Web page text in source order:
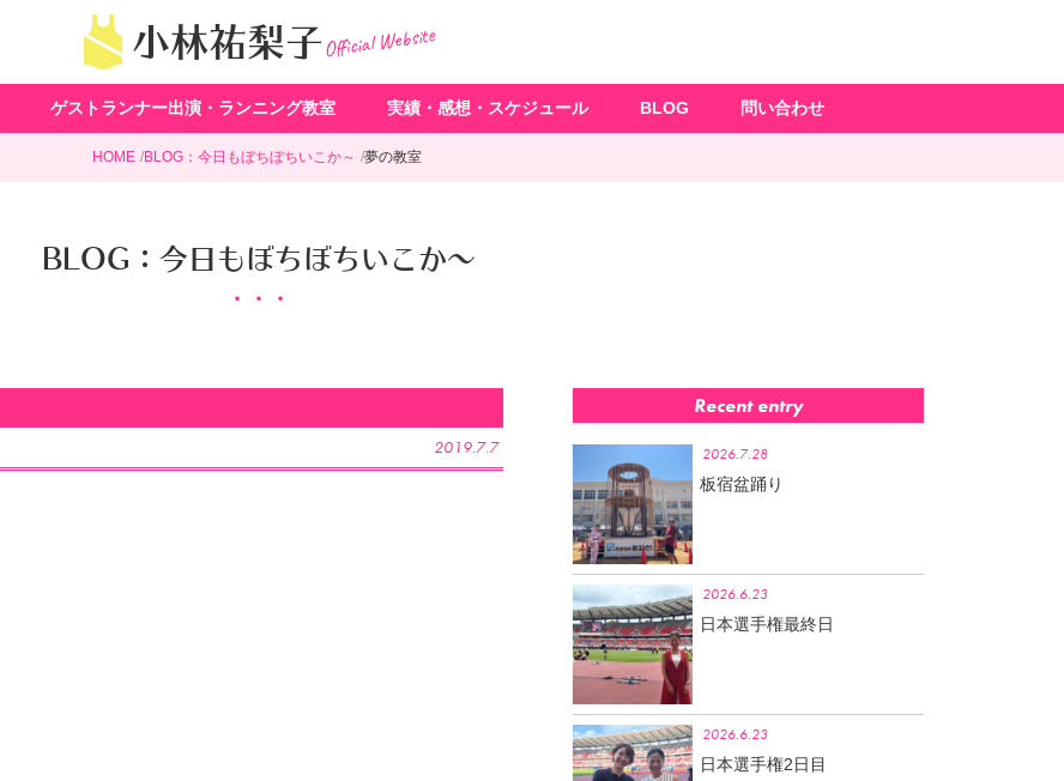
小林祐梨子Official Website
ゲストランナー出演・ランニング教室 実績・感想・スケジュール BLOG 問い合わせ
HOME BLOG：今日もぼちぼちいこか～ 夢の教室
BLOG：今日もぼちぼちいこか～
2019.7.7
Recent entry
2026.7.28
板宿盆踊り
2026.6.23
日本選手権最終日
2026.6.23
日本選手権2日目